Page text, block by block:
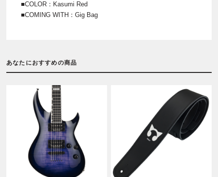
■COLOR：Kasumi Red
■COMING WITH：Gig Bag
あなたにおすすめの商品